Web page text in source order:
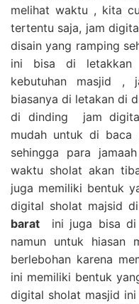
melihat waktu , kita
tertentu saja, jam
disain yang ramping
ini bisa di letakkan
kebutuhan masjid ,
biasanya di letakan di
di dinding jam
mudah untuk di baca
sehingga para
waktu sholat akan
juga memiliki bentuk
digital sholat majsid di
barat ini juga bisa di
namun untuk hiasan
berlebohan karena
ini memiliki bentuk
digital sholat masjid